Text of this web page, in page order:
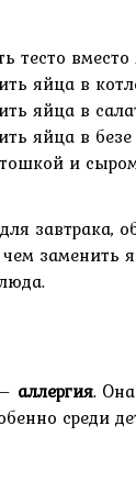
тесто
яйца в
яйца в
яйца в безе
и
аллергия.
среди